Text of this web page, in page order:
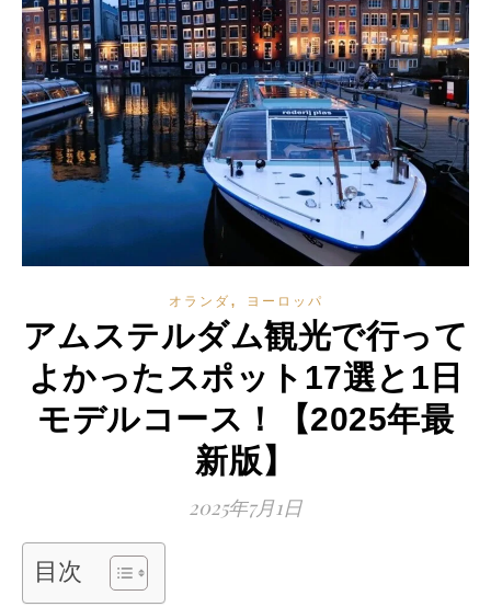
オランダ , ヨーロッパ
アムステルダム観光で行って
よかったスポット17選と1日
モデルコース！【2025年最
新版】
2025年7月1日
目次